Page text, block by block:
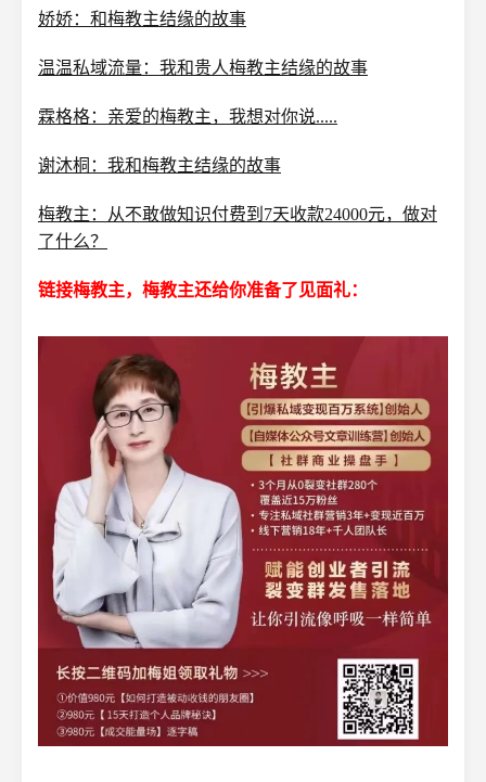
娇娇：和梅教主结缘的故事
温温私域流量：我和贵人梅教主结缘的故事
霖格格：亲爱的梅教主，我想对你说.....
谢沐桐：我和梅教主结缘的故事
梅教主：从不敢做知识付费到7天收款24000元，做对
了什么？
链接梅教主，梅教主还给你准备了见面礼：